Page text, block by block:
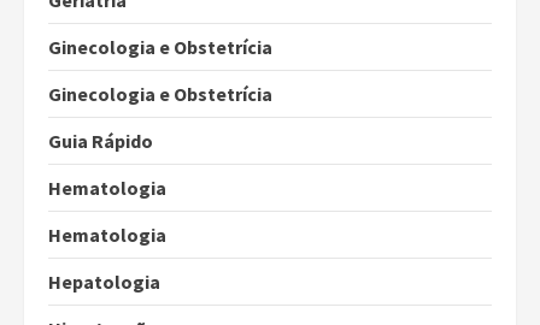
Ginecologia e Obstetrícia
Ginecologia e Obstetrícia
Guia Rápido
Hematologia
Hematologia
Hepatologia